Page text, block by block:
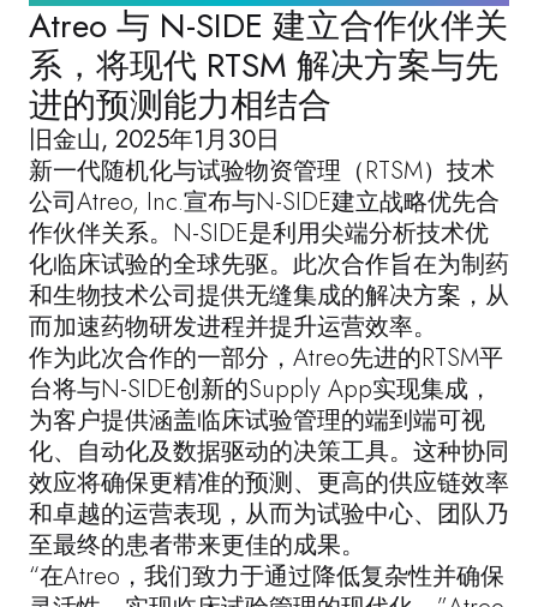
Atreo 与 N-SIDE 建立合作伙伴关
系，将现代 RTSM 解决方案与先
进的预测能力相结合
旧金山, 2025年1月30日
新一代随机化与试验物资管理（RTSM）技术
公司Atreo, Inc.宣布与N-SIDE建立战略优先合
作伙伴关系。N-SIDE是利用尖端分析技术优
化临床试验的全球先驱。此次合作旨在为制药
和生物技术公司提供无缝集成的解决方案，从
而加速药物研发进程并提升运营效率。
作为此次合作的一部分，Atreo先进的RTSM平
台将与N-SIDE创新的Supply App实现集成，
为客户提供涵盖临床试验管理的端到端可视
化、自动化及数据驱动的决策工具。这种协同
效应将确保更精准的预测、更高的供应链效率
和卓越的运营表现，从而为试验中心、团队乃
至最终的患者带来更佳的成果。
“在Atreo，我们致力于通过降低复杂性并确保